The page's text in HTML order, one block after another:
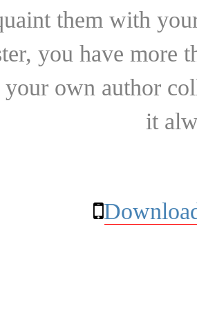
them with
you have more
own author
it